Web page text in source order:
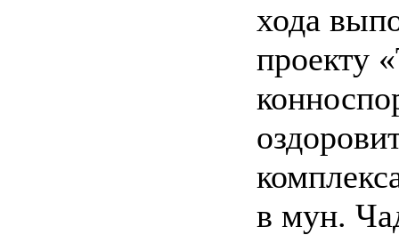
хода
проекту
в мун.